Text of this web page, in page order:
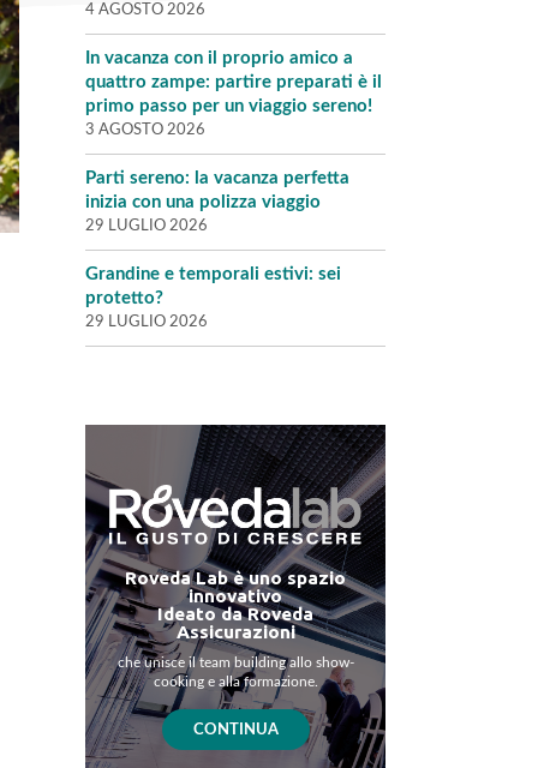
4 AGOSTO 2026
In vacanza con il proprio amico a
quattro zampe: partire preparati è il
primo passo per un viaggio sereno!
3 AGOSTO 2026
Parti sereno: la vacanza perfetta
inizia con una polizza viaggio
29 LUGLIO 2026
Grandine e temporali estivi: sei
protetto?
29 LUGLIO 2026
Roveda Lab è uno spazio
innovativo
Ideato da Roveda
Assicurazioni
che unisce il team building allo show-
cooking e alla formazione.
CONTINUA